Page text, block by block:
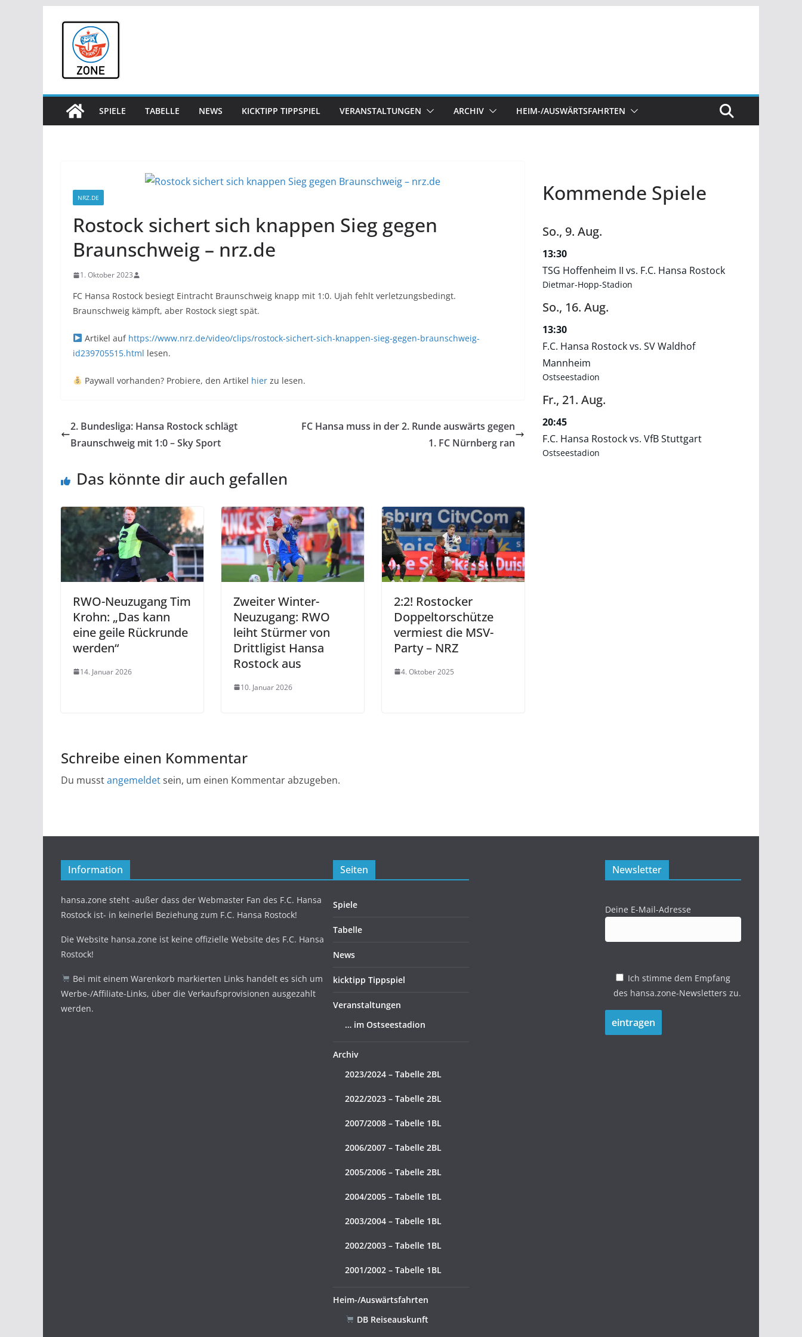
springen
SPIELE TABELLE NEWS KICKTIPP TIPPSPIEL VERANSTALTUNGEN ARCHIV HEIM-/AUSWÄRTSFAHRTEN
NRZ.DE
Rostock sichert sich knappen Sieg gegen
Braunschweig – nrz.de
1. Oktober 2023
FC Hansa Rostock besiegt Eintracht Braunschweig knapp mit 1:0. Ujah fehlt verletzungsbedingt.
Braunschweig kämpft, aber Rostock siegt spät.
Artikel auf https://www.nrz.de/video/clips/rostock-sichert-sich-knappen-sieg-gegen-braunschweig-
id239705515.html lesen.
Paywall vorhanden? Probiere, den Artikel hierzu lesen.
2. Bundesliga: Hansa Rostock schlägt
Braunschweig mit 1:0 – Sky Sport
FC Hansa muss in der 2. Runde auswärts gegen
1. FC Nürnberg ran
Das könnte dir auch gefallen
RWO-Neuzugang Tim
Krohn: „Das kann
eine geile Rückrunde
werden“
14. Januar 2026
Zweiter Winter-
Neuzugang: RWO
leiht Stürmer von
Drittligist Hansa
Rostock aus
10. Januar 2026
2:2! Rostocker
Doppeltorschütze
vermiest die MSV-
Party – NRZ
4. Oktober 2025
Schreibe einen Kommentar
Du musstangemeldetsein, um einen Kommentar abzugeben.
Kommende Spiele
So., 9. Aug.
13:30
TSG Hoffenheim II vs. F.C. Hansa Rostock
Dietmar-Hopp-Stadion
So., 16. Aug.
13:30
F.C. Hansa Rostock vs. SV Waldhof
Mannheim
Ostseestadion
Fr., 21. Aug.
20:45
F.C. Hansa Rostock vs. VfB Stuttgart
Ostseestadion
Information
hansa.zone steht -außer dass der Webmaster Fan des F.C. Hansa
Rostock ist- in keinerlei Beziehung zum F.C. Hansa Rostock!
Die Website hansa.zone ist keine offizielle Website des F.C. Hansa
Rostock!
Bei mit einem Warenkorb markierten Links handelt es sich um
Werbe-/Affiliate-Links, über die Verkaufsprovisionen ausgezahlt
werden.
Seiten
Spiele
Tabelle
News
kicktipp Tippspiel
Veranstaltungen
… im Ostseestadion
Archiv
2023/2024 – Tabelle 2BL
2022/2023 – Tabelle 2BL
2007/2008 – Tabelle 1BL
2006/2007 – Tabelle 2BL
2005/2006 – Tabelle 2BL
2004/2005 – Tabelle 1BL
2003/2004 – Tabelle 1BL
2002/2003 – Tabelle 1BL
2001/2002 – Tabelle 1BL
Heim-/Auswärtsfahrten
DB Reiseauskunft
Newsletter
Deine E-Mail-Adresse
Ich stimme dem Empfang
des hansa.zone-Newsletters zu.